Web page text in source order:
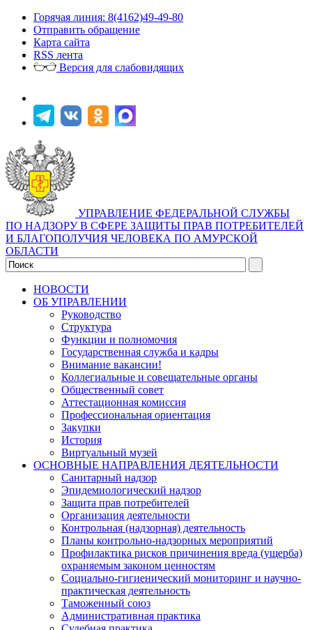
Горячая линия: 8(4162)49-49-80
Отправить обращение
Карта сайта
RSS лента
Версия для слабовидящих
УПРАВЛЕНИЕ ФЕДЕРАЛЬНОЙ СЛУЖБЫ
ПО НАДЗОРУ В СФЕРЕ ЗАЩИТЫ ПРАВ ПОТРЕБИТЕЛЕЙ
И БЛАГОПОЛУЧИЯ ЧЕЛОВЕКА ПО АМУРСКОЙ
ОБЛАСТИ
НОВОСТИ
ОБ УПРАВЛЕНИИ
Руководство
Структура
Функции и полномочия
Государственная служба и кадры
Внимание вакансии!
Коллегиальные и совещательные органы
Общественный совет
Аттестационная комиссия
Профессиональная ориентация
Закупки
История
Виртуальный музей
ОСНОВНЫЕ НАПРАВЛЕНИЯ ДЕЯТЕЛЬНОСТИ
Санитарный надзор
Эпидемиологический надзор
Защита прав потребителей
Организация деятельности
Контрольная (надзорная) деятельность
Планы контрольно-надзорных мероприятий
Профилактика рисков причинения вреда (ущерба)
охраняемым законом ценностям
Социально-гигиенический мониторинг и научно-
практическая деятельность
Таможенный союз
Административная практика